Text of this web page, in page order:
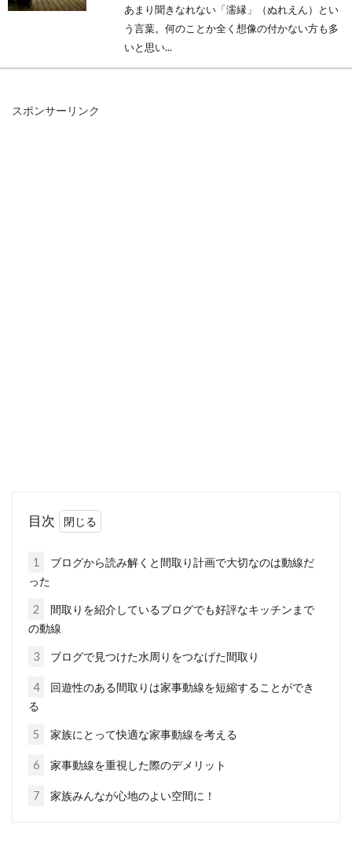
あまり聞きなれない「濡縁」（ぬれえん）とい
う言葉。何のことか全く想像の付かない方も多
いと思い...
外壁や外壁の種類をご紹介
います。...
のをよく見かけます。収納するものが多いキッ
新築のときエアコンの室外機はどこ
スポンサーリンク
目次
1
ブログから読み解くと間取り計画で大切なのは動線だ
った
2
間取りを紹介しているブログでも好評なキッチンまで
の動線
3 ブログで見つけた水周りをつなげた間取り
4
回遊性のある間取りは家事動線を短縮することができ
る
5 家族にとって快適な家事動線を考える
6 家事動線を重視した際のデメリット
7 家族みんなが心地のよい空間に！